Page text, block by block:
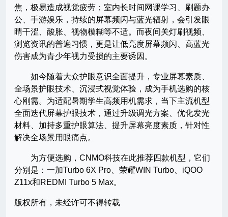
焦，极易造成视觉疲劳；室内长时间网课学习、刷题办
公、手游娱乐，持续的屏幕频闪与蓝光辐射，会引发眼
睛干涩、酸胀、视物模糊等不适。而夜间关灯刷视频、
浏览资讯的普遍习惯，更是让低亮度屏幕频闪、高蓝光
伤害成为青少年视力受损的主要诱因。
如今随着大众护眼意识全面提升，专业屏幕素质、
全场景护眼技术、沉浸式视觉体验，成为手机选购的核
心刚需。为适配暑期学生高频用机需求，当下主流机型
全面迭代屏幕护眼技术，通过升级调光方案、优化发光
材料、加持多重护眼算法、提升屏幕亮度素质，针对性
解决全场景用眼痛点。
为方便选购，CNMO科技在此推荐四款机型，它们
分别是：一加Turbo 6X Pro、荣耀WIN Turbo、iQOO
Z11x和REDMI Turbo 5 Max。
版权所有，未经许可不得转载